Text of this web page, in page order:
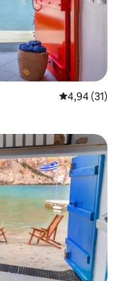
Gemiddelde
4,94 (31)